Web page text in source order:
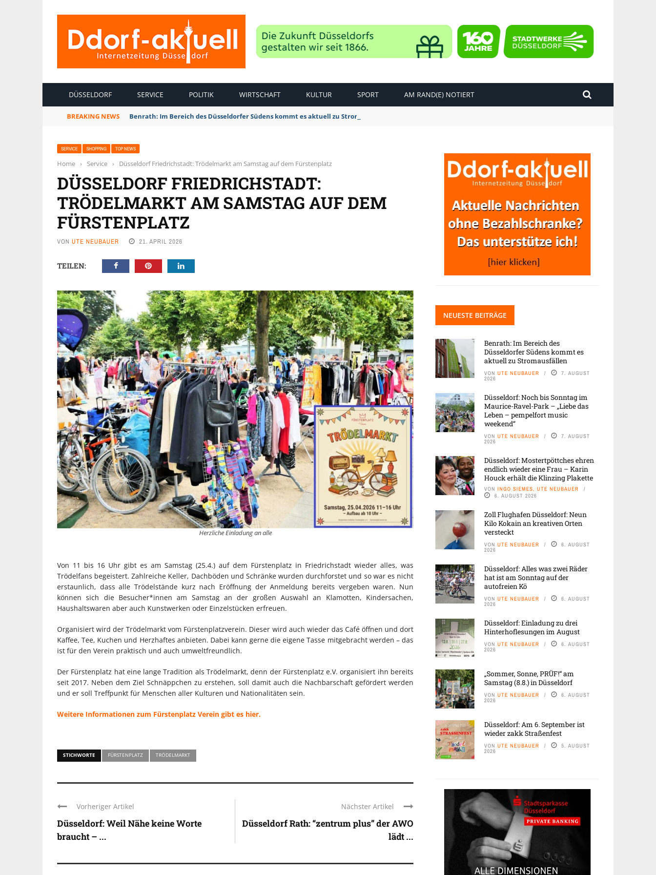
DÜSSELDORF SERVICE POLITIK WIRTSCHAFT KULTUR SPORT AM RAND(E) NOTIERT
BREAKING NEWS Benrath: Im Bereich des Düsseldorfer Südens kommt es aktuell zu Stromausfällen
SERVICE SHOPPING TOP NEWS
Home › Service › Düsseldorf Friedrichstadt: Trödelmarkt am Samstag auf dem Fürstenplatz
DÜSSELDORF FRIEDRICHSTADT:
TRÖDELMARKT AM SAMSTAG AUF DEM
FÜRSTENPLATZ
VON UTE NEUBAUER 21. APRIL 2026
TEILEN:
Herzliche Einladung an alle
Von 11 bis 16 Uhr gibt es am Samstag (25.4.) auf dem Fürstenplatz in Friedrichstadt wieder alles, was
Trödelfans begeistert. Zahlreiche Keller, Dachböden und Schränke wurden durchforstet und so war es nicht
erstaunlich, dass alle Trödelstände kurz nach Eröffnung der Anmeldung bereits vergeben waren. Nun
können sich die Besucher*innen am Samstag an der großen Auswahl an Klamotten, Kindersachen,
Haushaltswaren aber auch Kunstwerken oder Einzelstücken erfreuen.
Organisiert wird der Trödelmarkt vom Fürstenplatzverein. Dieser wird auch wieder das Café öffnen und dort
Kaffee, Tee, Kuchen und Herzhaftes anbieten. Dabei kann gerne die eigene Tasse mitgebracht werden – das
ist für den Verein praktisch und auch umweltfreundlich.
Der Fürstenplatz hat eine lange Tradition als Trödelmarkt, denn der Fürstenplatz e.V. organisiert ihn bereits
seit 2017. Neben dem Ziel Schnäppchen zu erstehen, soll damit auch die Nachbarschaft gefördert werden
und er soll Treffpunkt für Menschen aller Kulturen und Nationalitäten sein.
Weitere Informationen zum Fürstenplatz Verein gibt es hier.
STICHWORTE FÜRSTENPLATZ TRÖDELMARKT
Vorheriger Artikel
Düsseldorf: Weil Nähe keine Worte
braucht – ...
Nächster Artikel
Düsseldorf Rath: “zentrum plus” der AWO
lädt ...
NEUESTE BEITRÄGE
Benrath: Im Bereich des
Düsseldorfer Südens kommt es
aktuell zu Stromausfällen
VON UTE NEUBAUER 7. AUGUST
2026
Düsseldorf: Noch bis Sonntag im
Maurice-Ravel-Park – „Liebe das
Leben – pempelfort music
weekend“
VON UTE NEUBAUER 7. AUGUST
2026
Düsseldorf: Mostertpöttches ehren
endlich wieder eine Frau – Karin
Houck erhält die Klinzing Plakette
VON INGO SIEMES, UTE NEUBAUER
6. AUGUST 2026
Zoll Flughafen Düsseldorf: Neun
Kilo Kokain an kreativen Orten
versteckt
VON UTE NEUBAUER 6. AUGUST
2026
Düsseldorf: Alles was zwei Räder
hat ist am Sonntag auf der
autofreien Kö
VON UTE NEUBAUER 6. AUGUST
2026
Düsseldorf: Einladung zu drei
Hinterhoflesungen im August
VON UTE NEUBAUER 6. AUGUST
2026
„Sommer, Sonne, PRÜF!“ am
Samstag (8.8.) in Düsseldorf
VON UTE NEUBAUER 6. AUGUST
2026
Düsseldorf: Am 6. September ist
wieder zakk Straßenfest
VON UTE NEUBAUER 5. AUGUST
2026